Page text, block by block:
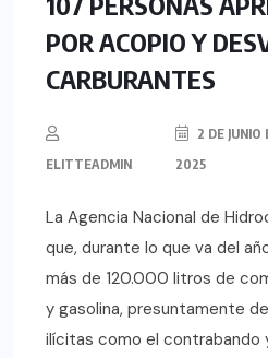
POR ACOPIO Y
CARBURANTES
ELITTEADMIN
2 DE JUNIO
2025
La Agencia Nacional de
que, durante lo que va del
más de 120.000 litros de
y gasolina, presuntamente
ilícitas como el contrabando